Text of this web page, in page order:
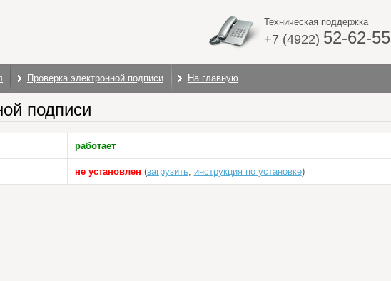
Техническая поддержка
+7 (4922) 52-62-55
Проверка электронной подписи На главную
подписи
работает
не установлен (загрузить, инструкция по установке)